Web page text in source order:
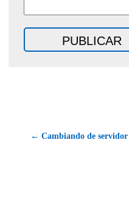
← Cambiando de servidor